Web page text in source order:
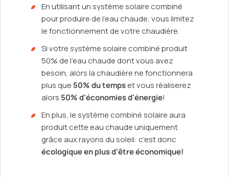
En utilisant un système solaire combiné
pour produire de l'eau chaude, vous limitez
le fonctionnement de votre chaudière.
Si votre système solaire combiné produit
50% de l'eau chaude dont vous avez
besoin, alors la chaudière ne fonctionnera
plus que 50% du tempset vous réaliserez
alors 50% d'économies d'énergie!
En plus, le système combiné solaire aura
produit cette eau chaude uniquement
grâce aux rayons du soleil: c'est donc
écologique en plus d'être économique!